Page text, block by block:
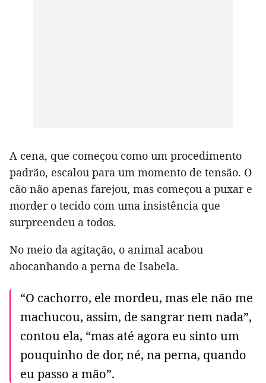
A cena, que começou como um procedimento
padrão, escalou para um momento de tensão. O
cão não apenas farejou, mas começou a puxar e
morder o tecido com uma insistência que
surpreendeu a todos.
No meio da agitação, o animal acabou
abocanhando a perna de Isabela.
“O cachorro, ele mordeu, mas ele não me
machucou, assim, de sangrar nem nada”,
contou ela, “mas até agora eu sinto um
pouquinho de dor, né, na perna, quando
eu passo a mão”.